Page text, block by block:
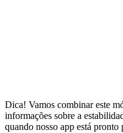
Dica! Vamos combinar este
informações sobre a
quando nosso app está pronto